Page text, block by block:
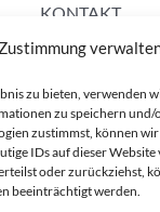
Zustimmung
zu bieten, verwenden
zu speichern
zustimmst, können
IDs auf dieser
oder zurückziehst,
beeinträchtigt werden.
KONTAKT